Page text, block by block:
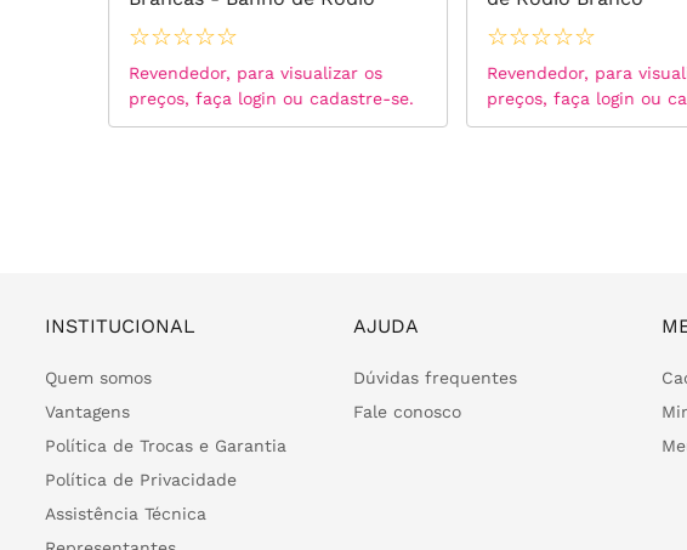
Branco
☆☆☆☆☆
Revendedor, para visualizar os
preços, faça login ou cadastre-se.
☆☆☆☆☆
Revendedor, para
preços, faça login ou
INSTITUCIONAL
Quem somos
Vantagens
Política de Trocas e Garantia
Política de Privacidade
Assistência Técnica
AJUDA
Dúvidas frequentes
Fale conosco